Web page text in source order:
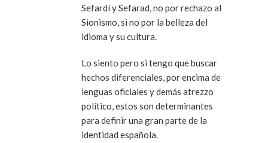
Sefardí y Sefarad, no por rechazo al
Sionismo, si no por la belleza del
idioma y su cultura.
Lo siento pero si tengo que buscar
hechos diferenciales, por encima de
lenguas oficiales y demás atrezzo
político, estos son determinantes
para definir una gran parte de la
identidad española.